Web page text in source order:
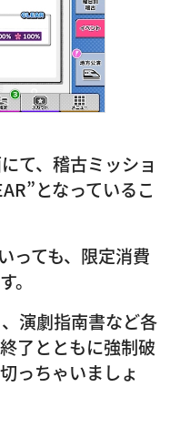
て、稽古ミッショ
となっているこ
っても、限定消費
。
演劇指南書など各
了とともに強制破
っちゃいましょ